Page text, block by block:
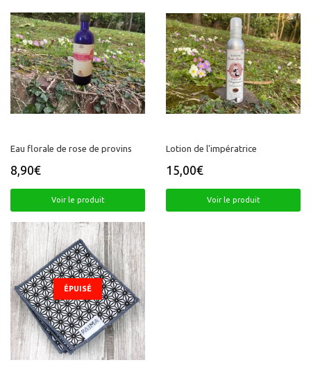
Eau florale de rose de provins
Prix
8,90€
Voir le produit
Lotion de l'impératrice
Prix
15,00€
Voir le produit
ÉPUISÉ